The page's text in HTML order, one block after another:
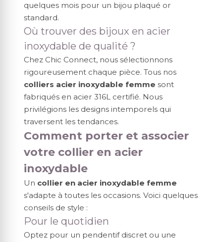
quelques mois pour un bijou plaqué or
standard.
Où trouver des bijoux en acier
inoxydable de qualité ?
Chez Chic Connect, nous sélectionnons
rigoureusement chaque pièce. Tous nos
colliers acier inoxydable femme sont
fabriqués en acier 316L certifié. Nous
privilégions les designs intemporels qui
traversent les tendances.
Comment porter et associer
votre collier en acier
inoxydable
Un collier en acier inoxydable femme
s'adapte à toutes les occasions. Voici quelques
conseils de style :
Pour le quotidien
Optez pour un pendentif discret ou une